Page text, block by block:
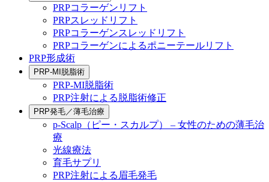
PRPコラーゲンリフト
PRPスレッドリフト
PRPコラーゲンスレッドリフト
PRPコラーゲンによるポニーテールリフト
PRP形成術
PRP-MI脱脂術
PRP-MI脱脂術
PRP注射による脱脂術修正
PRP発毛／薄毛治療
p-Scalp（ピー・スカルプ） – 女性のための薄毛治
療
光線療法
育毛サプリ
PRP注射による眉毛発毛